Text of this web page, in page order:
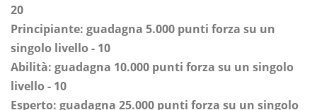
20
Principiante: guadagna 5.000 punti forza su un
singolo livello - 10
Abilità: guadagna 10.000 punti forza su un singolo
livello - 10
Esperto: guadagna 25.000 punti forza su un singolo